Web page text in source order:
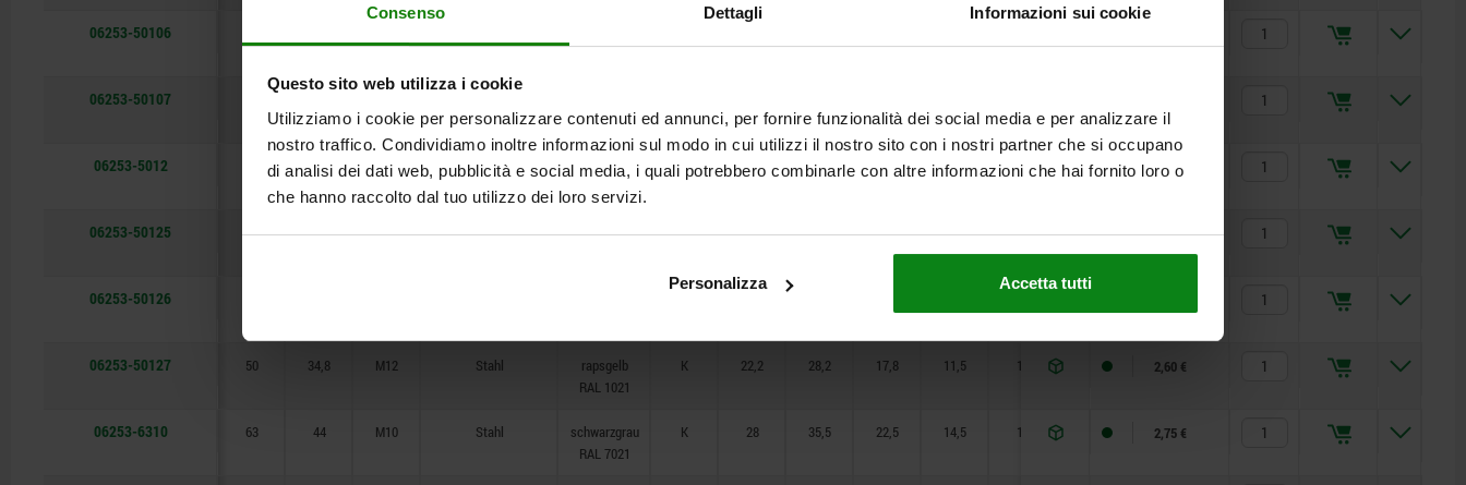
Consenso Dettagli Informazioni sui cookie
Questo sito web utilizza i cookie
Utilizziamo i cookie per personalizzare contenuti ed annunci, per fornire funzionalità dei social media e per analizzare il
nostro traffico. Condividiamo inoltre informazioni sul modo in cui utilizzi il nostro sito con i nostri partner che si occupano
di analisi dei dati web, pubblicità e social media, i quali potrebbero combinarle con altre informazioni che hai fornito loro o
che hanno raccolto dal tuo utilizzo dei loro servizi.
Personalizza Accetta tutti
06253-50106
06253-50107
RAL 1021
06253-5012 34,8 M12 Stahl
schwarzgrau
RAL 7021
K 22,2 28,2 17,8 11,5 18 2,60 €
06253-50125 50 34,8 M12 Stahl
lichtgrau
K 22,2 28,2 17,8 11,5 18 2,60 €
06253-50126
06253-50127 50 34,8 M12 Stahl
rapsgelb
RAL 1021
K 22,2 28,2 17,8 11,5 18 2,60 €
06253-6310 63 44 M10 Stahl
schwarzgrau
RAL 7021
K 28 35,5 22,5 14,5 14 2,75 €